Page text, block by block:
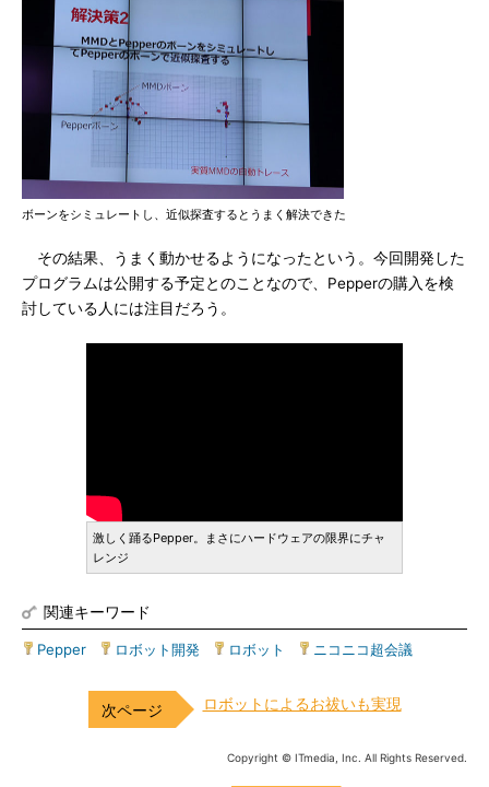
ボーンをシミュレートし、近似探査するとうまく解決できた
その結果、うまく動かせるようになったという。今回開発した
プログラムは公開する予定とのことなので、Pepperの購入を検
討している人には注目だろう。
激しく踊るPepper。まさにハードウェアの限界にチャ
レンジ
関連キーワード
Pepper ロボット開発 ロボット ニコニコ超会議
ロボットによるお祓いも実現
Copyright © ITmedia, Inc. All Rights Reserved.